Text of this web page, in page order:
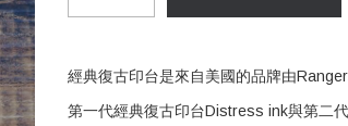
經典復古印台是來自美國的品牌由
第一代經典復古印台Distress ink與第二